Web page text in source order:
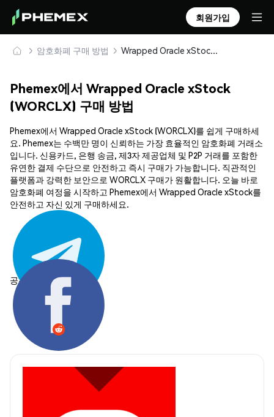
회원가입
암호화폐 구매 방법 Wrapped Oracle xStock (WORCLX) 안전하게 구매 및 보관
Phemex에서 Wrapped Oracle xStock
(WORCLX) 구매 방법
Phemex에서 Wrapped Oracle xStock (WORCLX)를 쉽게 구매하세
요. Phemex는 수백만 명이 신뢰하는 가장 효율적인 암호화폐 거래소
입니다. 신용카드, 은행 송금, 제3자 제공업체 및 P2P 거래를 포함한
유연한 결제 수단으로 안전하고 즉시 구매가 가능합니다. 직관적인
플랫폼과 강력한 보안으로 WORCLX 구매가 원활합니다. 오늘 바로
암호화폐 여정을 시작하고 Phemex에서 Wrapped Oracle xStock를
안전하고 자신 있게 구매하세요.
공유하기: